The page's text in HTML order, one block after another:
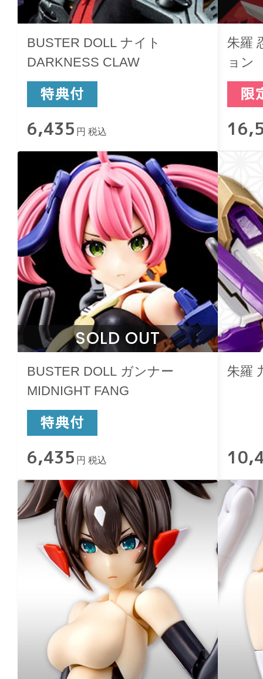
BUSTER DOLL ナイト
DARKNESS CLAW
6,435 円 税込
朱羅
ョン
SOLD OUT
BUSTER DOLL ガンナー
MIDNIGHT FANG
6,435 円 税込
朱羅